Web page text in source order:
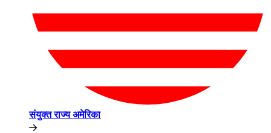
संयुक्त राज्य अमेरिका​​